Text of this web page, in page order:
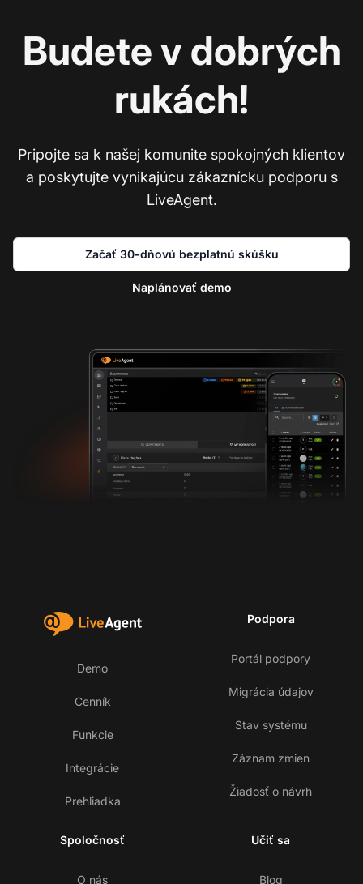
Budete v dobrých
rukách!
Pripojte sa k našej komunite spokojných klientov
a poskytujte vynikajúcu zákaznícku podporu s
LiveAgent.
Začať 30-dňovú bezplatnú skúšku
Naplánovať demo
Demo
Cenník
Funkcie
Integrácie
Prehliadka
Podpora
Portál podpory
Migrácia údajov
Stav systému
Záznam zmien
Žiadosť o návrh
Spoločnosť
O nás
Učiť sa
Blog